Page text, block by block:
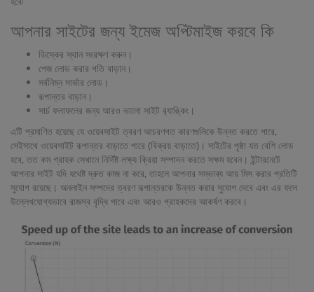
আপনার সাইটের জন্য ইমেজ অপ্টিমাইজ করবে কি
ডিস্কের স্থান সংরক্ষণ করুন।
পেজ লোড করার গতি বাড়ান।
সর্বনিম্ন সার্ভার লোড।
রূপান্তর বাড়ান।
সার্চ ফলাফলের জন্য আরও ভালো সাইট র‌্যাঙ্কিং।
এটি প্রমাণিত হয়েছে যে ওয়েবসাইট ত্বরণ আচরণগত কারণগুলিকে উন্নত করতে পারে,
সেইসাথে ওয়েবসাইট রূপান্তর বাড়াতে পারে (বিক্রয় বাড়াতে)। সাইটের পৃষ্ঠা যত বেশি লোড
হবে, তত কম গ্রাহক সেখানে নির্দিষ্ট লক্ষ্য ক্রিয়া সম্পাদন করতে সক্ষম হবেন। ইন্টারনেটে
আপনার সাইট যদি যথেষ্ট দ্রুত কাজ না করে, তাহলে আপনার সম্ভাব্য আয় মিস করার প্রতিটি
সুযোগ রয়েছে। অনলাইন সম্পদের ত্বরণ রূপান্তরকে উন্নত করার সুযোগ দেবে এবং এর ফলে
উল্লেখযোগ্যভাবে রাজস্ব বৃদ্ধি পাবে এবং আরও গ্রাহকদের আকর্ষণ করবে।